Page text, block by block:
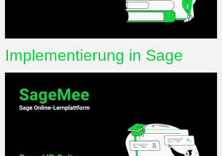
Implementierung in Sage